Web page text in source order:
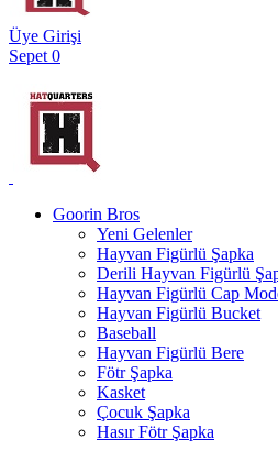
Üye Girişi
Sepet 0
Goorin Bros
Yeni Gelenler
Hayvan Figürlü Şapka
Derili Hayvan Figürlü
Hayvan Figürlü Cap
Hayvan Figürlü Bucket
Baseball
Hayvan Figürlü Bere
Fötr Şapka
Kasket
Çocuk Şapka
Hasır Fötr Şapka